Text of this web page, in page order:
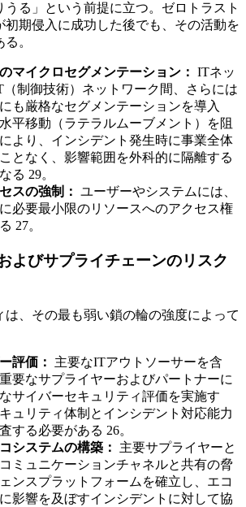
うる」という前提に立つ。ゼロトラスト
初期侵入に成功した後でも、その活動を
。
マイクロセグメンテーション： ITネッ
（制御技術）ネットワーク間、さらには
も厳格なセグメンテーションを導入
平移動（ラテラルムーブメント）を阻
より、インシデント発生時に事業全体
となく、影響範囲を外科的に隔離する
る 29。
スの強制： ユーザーやシステムには、
必要最小限のリソースへのアクセス権
27。
よびサプライチェーンのリスク
は、その最も弱い鎖の輪の強度によって
評価：
主要なITアウトソーサーを含
要なサプライヤーおよびパートナーに
サイバーセキュリティ評価を実施す
ュリティ体制とインシデント対応能力
する必要がある 26。
システムの構築：
主要サプライヤーと
ミュニケーションチャネルと共有の脅
ンスプラットフォームを確立し、エコ
影響を及ぼすインシデントに対して協